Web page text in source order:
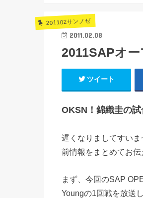
201102サンノゼ
2011.02.08
2011SAPオ
ツイート
OKSN！錦織圭の試
遅くなりましてすい
前情報をまとめてお伝
まず、今回のSAP
Youngの1回戦を放送